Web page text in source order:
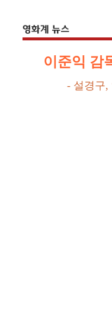
이준익 감
- 설경구,